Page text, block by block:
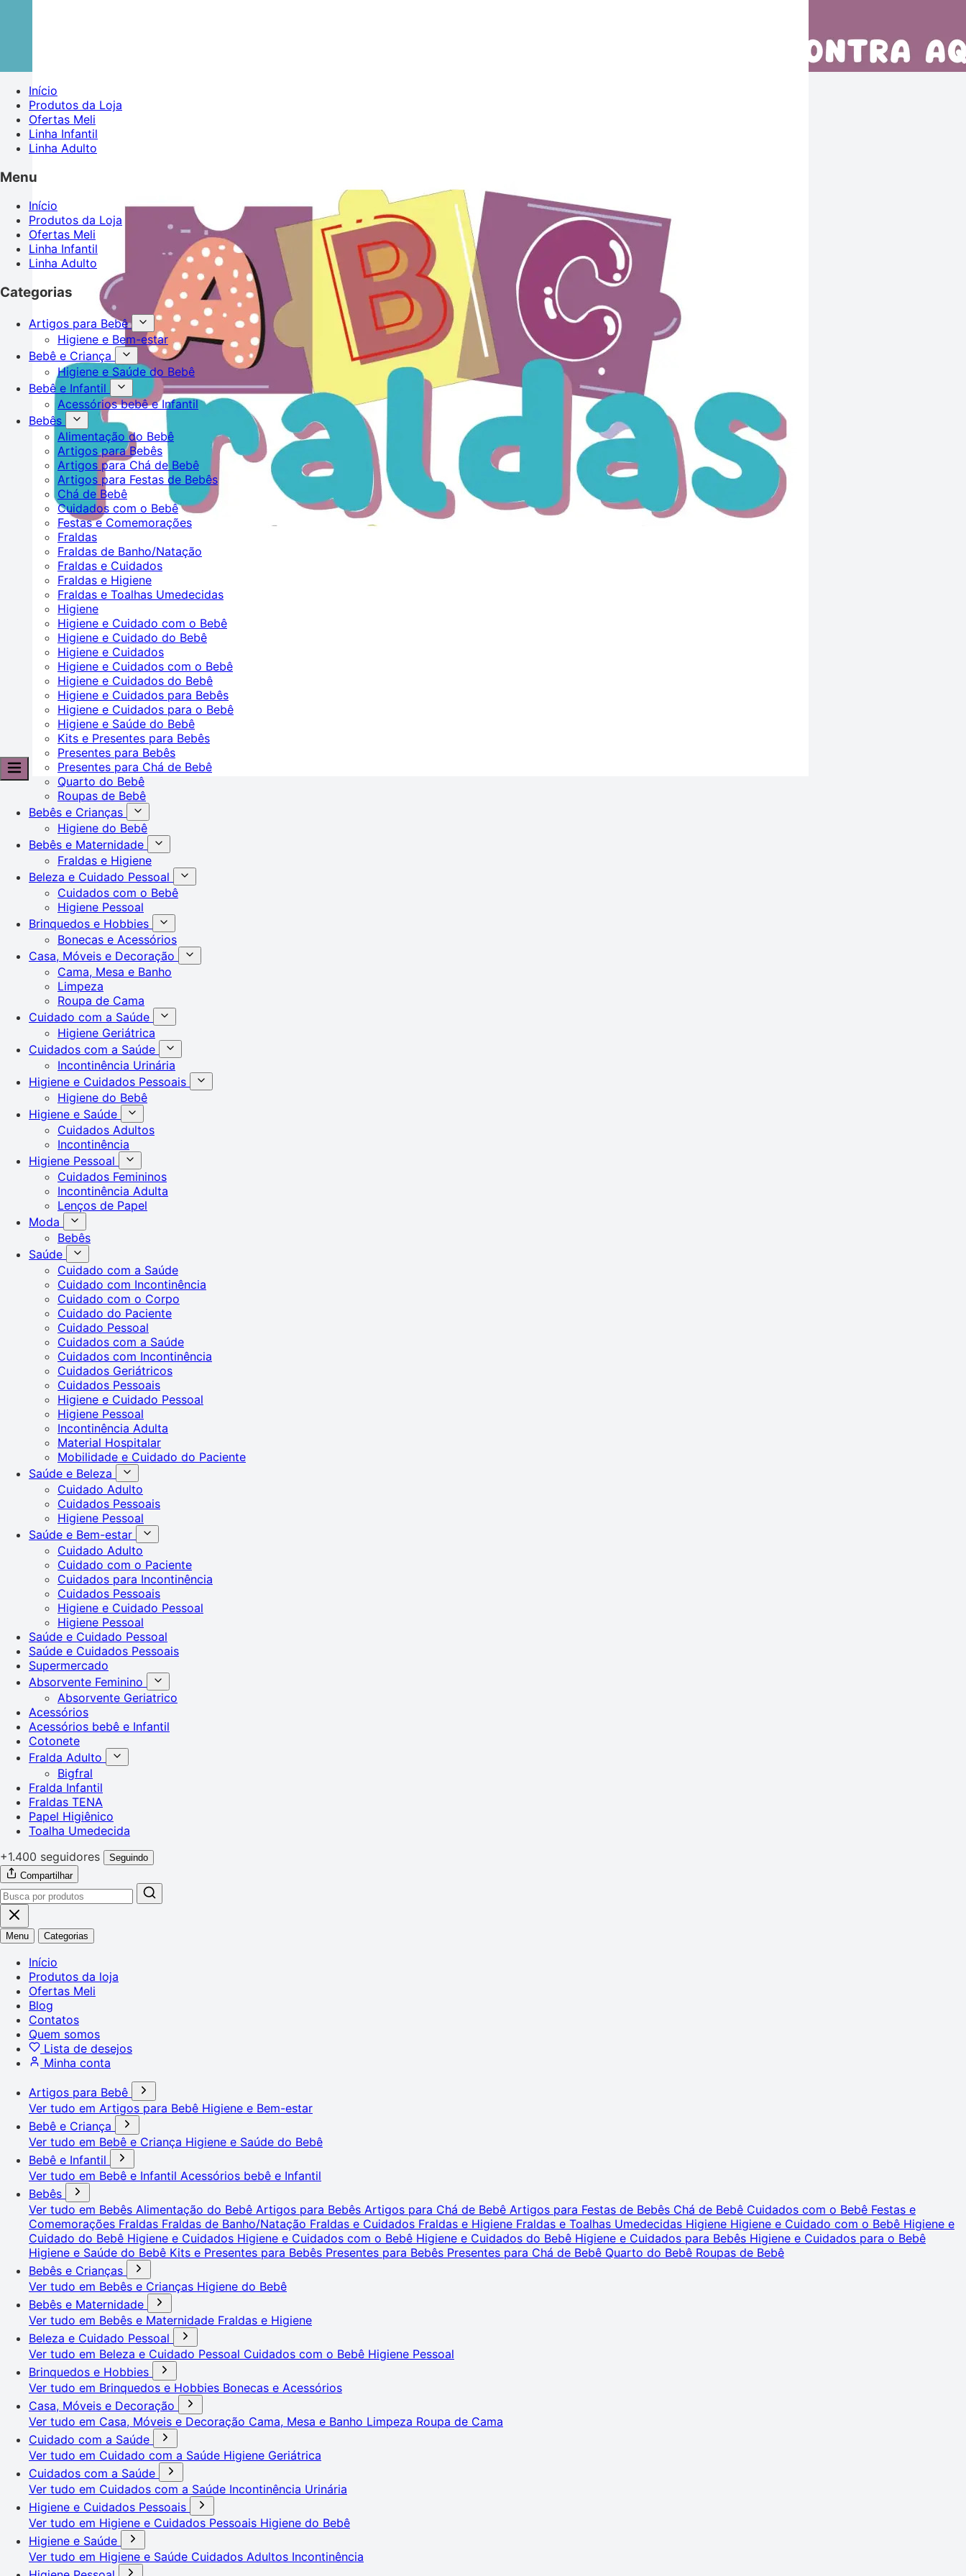
Início
Produtos da Loja
Ofertas Meli
Linha Infantil
Linha Adulto
Menu
Início
Produtos da Loja
Ofertas Meli
Linha Infantil
Linha Adulto
Categorias
Artigos para Bebê
Higiene e Bem-estar
Bebê e Criança
Higiene e Saúde do Bebê
Bebê e Infantil
Acessórios bebê e Infantil
Bebês
Alimentação do Bebê
Artigos para Bebês
Artigos para Chá de Bebê
Artigos para Festas de Bebês
Chá de Bebê
Cuidados com o Bebê
Festas e Comemorações
Fraldas
Fraldas de Banho/Natação
Fraldas e Cuidados
Fraldas e Higiene
Fraldas e Toalhas Umedecidas
Higiene
Higiene e Cuidado com o Bebê
Higiene e Cuidado do Bebê
Higiene e Cuidados
Higiene e Cuidados com o Bebê
Higiene e Cuidados do Bebê
Higiene e Cuidados para Bebês
Higiene e Cuidados para o Bebê
Higiene e Saúde do Bebê
Kits e Presentes para Bebês
Presentes para Bebês
Presentes para Chá de Bebê
Quarto do Bebê
Roupas de Bebê
Bebês e Crianças
Higiene do Bebê
Bebês e Maternidade
Fraldas e Higiene
Beleza e Cuidado Pessoal
Cuidados com o Bebê
Higiene Pessoal
Brinquedos e Hobbies
Bonecas e Acessórios
Casa, Móveis e Decoração
Cama, Mesa e Banho
Limpeza
Roupa de Cama
Cuidado com a Saúde
Higiene Geriátrica
Cuidados com a Saúde
Incontinência Urinária
Higiene e Cuidados Pessoais
Higiene do Bebê
Higiene e Saúde
Cuidados Adultos
Incontinência
Higiene Pessoal
Cuidados Femininos
Incontinência Adulta
Lenços de Papel
Moda
Bebês
Saúde
Cuidado com a Saúde
Cuidado com Incontinência
Cuidado com o Corpo
Cuidado do Paciente
Cuidado Pessoal
Cuidados com a Saúde
Cuidados com Incontinência
Cuidados Geriátricos
Cuidados Pessoais
Higiene e Cuidado Pessoal
Higiene Pessoal
Incontinência Adulta
Material Hospitalar
Mobilidade e Cuidado do Paciente
Saúde e Beleza
Cuidado Adulto
Cuidados Pessoais
Higiene Pessoal
Saúde e Bem-estar
Cuidado Adulto
Cuidado com o Paciente
Cuidados para Incontinência
Cuidados Pessoais
Higiene e Cuidado Pessoal
Higiene Pessoal
Saúde e Cuidado Pessoal
Saúde e Cuidados Pessoais
Supermercado
Absorvente Feminino
Absorvente Geriatrico
Acessórios
Acessórios bebê e Infantil
Cotonete
Fralda Adulto
Bigfral
Fralda Infantil
Fraldas TENA
Papel Higiênico
Toalha Umedecida
+1.400 seguidores
Seguindo
Compartilhar
Menu Categorias
Início
Produtos da loja
Ofertas Meli
Blog
Contatos
Quem somos
Lista de desejos
Minha conta
Artigos para Bebê
Ver tudo em Artigos para Bebê Higiene e Bem-estar
Bebê e Criança
Ver tudo em Bebê e Criança Higiene e Saúde do Bebê
Bebê e Infantil
Ver tudo em Bebê e Infantil Acessórios bebê e Infantil
Bebês
Ver tudo em Bebês Alimentação do Bebê Artigos para Bebês Artigos para Chá de Bebê Artigos para Festas de Bebês Chá de Bebê Cuidados com o Bebê Festas e
Comemorações Fraldas Fraldas de Banho/Natação Fraldas e Cuidados Fraldas e Higiene Fraldas e Toalhas Umedecidas Higiene Higiene e Cuidado com o Bebê Higiene e
Cuidado do Bebê Higiene e Cuidados Higiene e Cuidados com o Bebê Higiene e Cuidados do Bebê Higiene e Cuidados para Bebês Higiene e Cuidados para o Bebê
Higiene e Saúde do Bebê Kits e Presentes para Bebês Presentes para Bebês Presentes para Chá de Bebê Quarto do Bebê Roupas de Bebê
Bebês e Crianças
Ver tudo em Bebês e Crianças Higiene do Bebê
Bebês e Maternidade
Ver tudo em Bebês e Maternidade Fraldas e Higiene
Beleza e Cuidado Pessoal
Ver tudo em Beleza e Cuidado Pessoal Cuidados com o Bebê Higiene Pessoal
Brinquedos e Hobbies
Ver tudo em Brinquedos e Hobbies Bonecas e Acessórios
Casa, Móveis e Decoração
Ver tudo em Casa, Móveis e Decoração Cama, Mesa e Banho Limpeza Roupa de Cama
Cuidado com a Saúde
Ver tudo em Cuidado com a Saúde Higiene Geriátrica
Cuidados com a Saúde
Ver tudo em Cuidados com a Saúde Incontinência Urinária
Higiene e Cuidados Pessoais
Ver tudo em Higiene e Cuidados Pessoais Higiene do Bebê
Higiene e Saúde
Ver tudo em Higiene e Saúde Cuidados Adultos Incontinência